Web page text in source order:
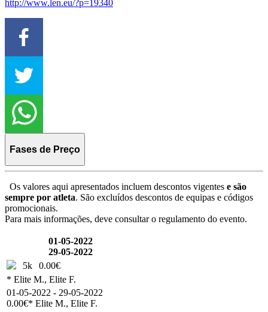
http://www.len.eu/?p=19340
Fases de Preço
Os valores aqui apresentados incluem descontos vigentes e são
sempre por atleta. São excluídos descontos de equipas e códigos
promocionais.
Para mais informações, deve consultar o regulamento do evento.
01-05-2022
29-05-2022
5k
0.00€
* Elite M., Elite F.
01-05-2022 - 29-05-2022
0.00€* Elite M., Elite F.